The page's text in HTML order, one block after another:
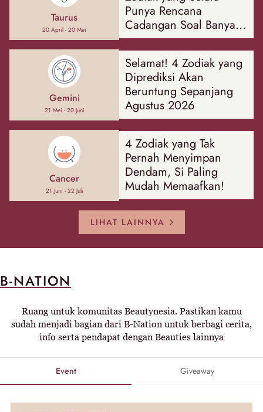
Taurus
20 April - 20 Mei
Punya Rencana
Cadangan Soal Banyak
Hal
Gemini
21 Mei - 20 Juni
Selamat! 4 Zodiak yang
Diprediksi Akan
Beruntung Sepanjang
Agustus 2026
Cancer
21 Juni - 22 Juli
4 Zodiak yang Tak
Pernah Menyimpan
Dendam, Si Paling
Mudah Memaafkan!
LIHAT LAINNYA
B-NATION
Ruang untuk komunitas Beautynesia. Pastikan kamu
sudah menjadi bagian dari B-Nation untuk berbagi cerita,
info serta pendapat dengan Beauties lainnya
Event Giveaway